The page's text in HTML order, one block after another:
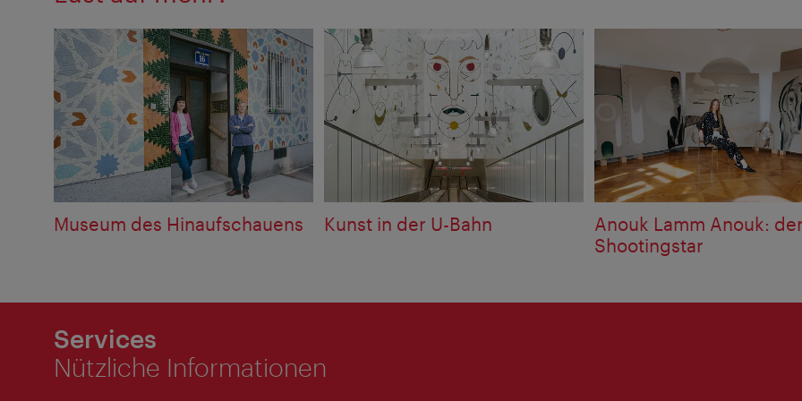
Museum des Hinaufschauens Kunst in der U-Bahn
Anouk Lamm Anouk:
Shootingstar
Services
Nützliche Informationen